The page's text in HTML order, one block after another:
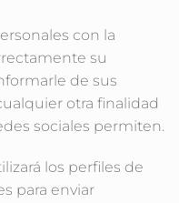
con la
su
de sus
otra finalidad
sociales permiten.
los perfiles de
para enviar